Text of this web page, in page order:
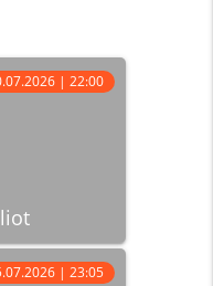
| 22:00
| 23:05